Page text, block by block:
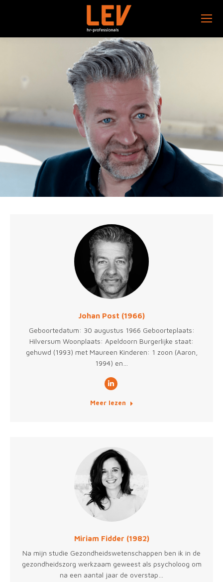
Johan Post (1966)
Geboortedatum: 30 augustus 1966 Geboorteplaats:
Hilversum Woonplaats: Apeldoorn Burgerlijke staat:
gehuwd (1993) met Maureen Kinderen: 1 zoon (Aaron,
1994) en…
Linkedin
Meer lezen
Miriam Fidder (1982)
Na mijn studie Gezondheidswetenschappen ben ik in de
gezondheidszorg werkzaam geweest als psycholoog om
na een aantal jaar de overstap…